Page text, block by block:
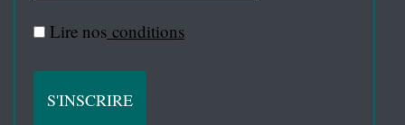
Lire nos conditions